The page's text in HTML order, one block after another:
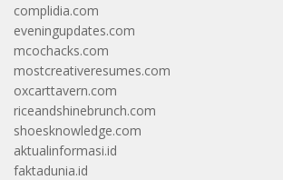
complidia.com
eveningupdates.com
mcochacks.com
mostcreativeresumes.com
oxcarttavern.com
riceandshinebrunch.com
shoesknowledge.com
aktualinformasi.id
faktadunia.id